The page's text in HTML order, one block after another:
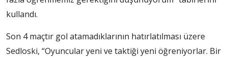
kullandı.
Son 4 maçtır gol atamadıklarının hatırlatılması üzere
Sedloski, “Oyuncular yeni ve taktiği yeni öğreniyorlar. Bir